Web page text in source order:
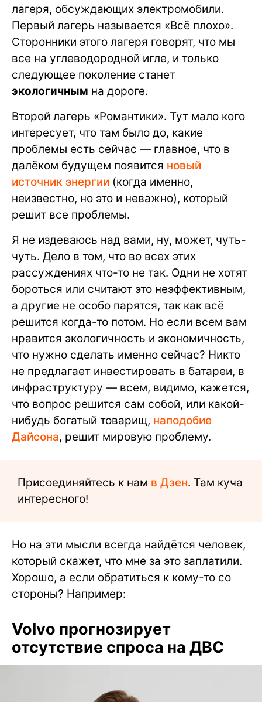
лагеря, обсуждающих электромобили.
Первый лагерь называется «Всё плохо».
Сторонники этого лагеря говорят, что мы
все на углеводородной игле, и только
следующее поколение станет
экологичным на дороге.
Второй лагерь «Романтики». Тут мало кого
интересует, что там было до, какие
проблемы есть сейчас — главное, что в
далёком будущем появится новый
источник энергии (когда именно,
неизвестно, но это и неважно), который
решит все проблемы.
Я не издеваюсь над вами, ну, может, чуть-
чуть. Дело в том, что во всех этих
рассуждениях что-то не так. Одни не хотят
бороться или считают это неэффективным,
а другие не особо парятся, так как всё
решится когда-то потом. Но если всем вам
нравится экологичность и экономичность,
что нужно сделать именно сейчас? Никто
не предлагает инвестировать в батареи, в
инфраструктуру — всем, видимо, кажется,
что вопрос решится сам собой, или какой-
нибудь богатый товарищ, наподобие
Дайсона, решит мировую проблему.
Присоединяйтесь к нам в Дзен. Там куча
интересного!
Но на эти мысли всегда найдётся человек,
который скажет, что мне за это заплатили.
Хорошо, а если обратиться к кому-то со
стороны? Например:
Volvo прогнозирует
отсутствие спроса на ДВС